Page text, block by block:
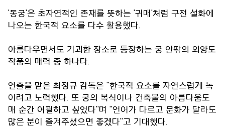
'동궁'은 초자연적인 존재를 뜻하는 '귀매'처럼 구전 설화에
나오는 한국적 요소를 다수 활용했다.
아름다우면서도 기괴한 장소로 등장하는 궁 안팎의 외양도
작품의 매력 중 하나다.
연출을 맡은 최정규 감독은 "한국적 요소를 자연스럽게 녹
이려고 노력했다. 또 궁의 복식이나 건축물의 아름다움도
매 순간 어필하고 싶었다"며 "언어가 다르고 문화가 달라도
많은 분이 즐겨주셨으면 좋겠다"고 기대했다.